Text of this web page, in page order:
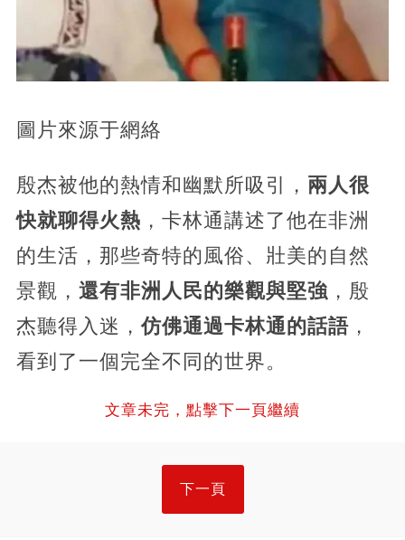
圖片來源于網絡
殷杰被他的熱情和幽默所吸引， 兩人很
快就聊得火熱 ，卡林通講述了他在非洲
的生活，那些奇特的風俗、壯美的自然
景觀， 還有非洲人民的樂觀與堅強 ，殷
杰聽得入迷，仿佛通過卡林通的話語，
看到了一個完全不同的世界。
文章未完，點擊下一頁繼續
下一頁